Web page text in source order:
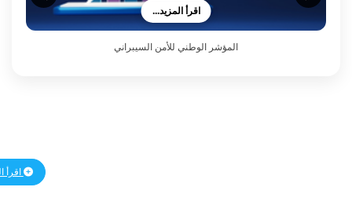
اقرأ المزيد...
المؤشر الوطني للأمن السيبراني
اقرأ المزيد